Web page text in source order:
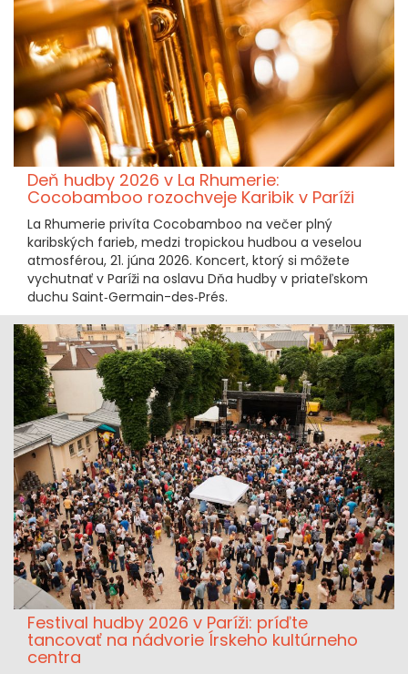
Deň hudby 2026 v La Rhumerie:
Cocobamboo rozochveje Karibik v Paríži
La Rhumerie privíta Cocobamboo na večer plný
karibských farieb, medzi tropickou hudbou a veselou
atmosférou, 21. júna 2026. Koncert, ktorý si môžete
vychutnať v Paríži na oslavu Dňa hudby v priateľskom
duchu Saint‑Germain-des‑Prés.
Festival hudby 2026 v Paríži: príďte
tancovať na nádvorie Írskeho kultúrneho
centra